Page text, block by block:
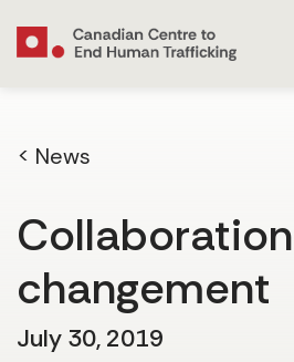
< News
changement
July 30, 2019